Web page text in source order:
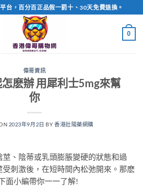
台，百分百正品假一罰十、30天免費退換。
0
偉哥資訊
麽辦 用犀利士5mg來幫
你
2023年9月2日 BY 香港壯陽藥網購
、陰蒂或乳頭膨脹變硬的狀態和過
刺激後，在短時間內松弛開來。那麽
面小編帶你一一了解!